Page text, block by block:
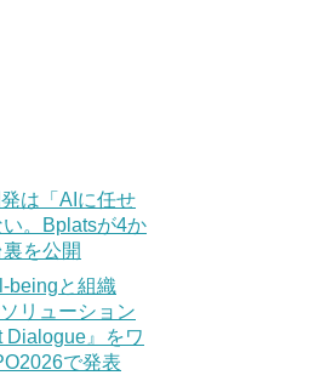
は「AIに任せ
。Bplatsが4か
を公開
beingと組織
リューション
Dialogue』をワ
で発表